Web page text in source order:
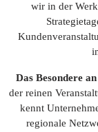
wir in der
Das Besondere
der reinen
kennt
regionale